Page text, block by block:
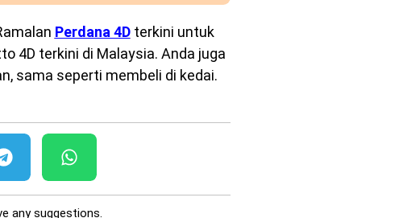
Perdana 4Dterkini untuk
4D terkini di Malaysia. Anda juga
sama seperti membeli di kedai.
any suggestions.